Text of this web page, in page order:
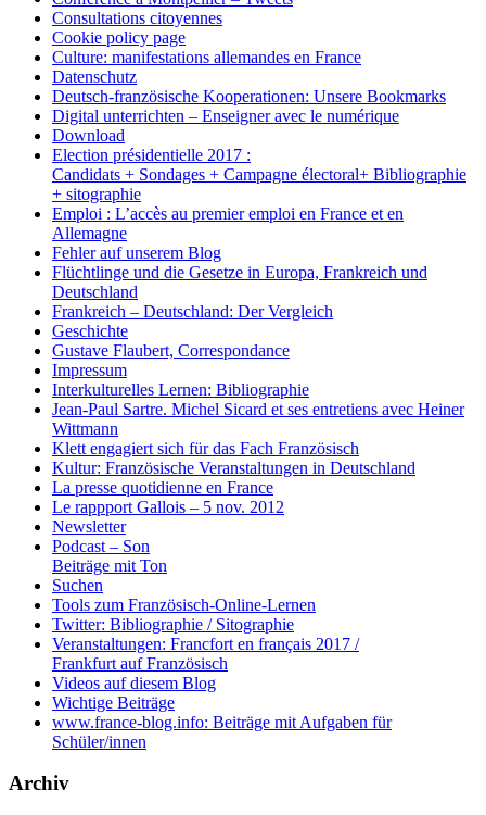
Consultations citoyennes
Cookie policy page
Culture: manifestations allemandes en France
Datenschutz
Deutsch-französische Kooperationen: Unsere Bookmarks
Digital unterrichten – Enseigner avec le numérique
Download
Election présidentielle 2017 :
Candidats + Sondages + Campagne électoral+ Bibliographie
+ sitographie
Emploi : L’accès au premier emploi en France et en
Allemagne
Fehler auf unserem Blog
Flüchtlinge und die Gesetze in Europa, Frankreich und
Deutschland
Frankreich – Deutschland: Der Vergleich
Geschichte
Gustave Flaubert, Correspondance
Impressum
Interkulturelles Lernen: Bibliographie
Jean-Paul Sartre. Michel Sicard et ses entretiens avec Heiner
Wittmann
Klett engagiert sich für das Fach Französisch
Kultur: Französische Veranstaltungen in Deutschland
La presse quotidienne en France
Le rappport Gallois – 5 nov. 2012
Newsletter
Podcast – Son
Beiträge mit Ton
Suchen
Tools zum Französisch-Online-Lernen
Twitter: Bibliographie / Sitographie
Veranstaltungen: Francfort en français 2017 /
Frankfurt auf Französisch
Videos auf diesem Blog
Wichtige Beiträge
www.france-blog.info: Beiträge mit Aufgaben für
Schüler/innen
Archiv